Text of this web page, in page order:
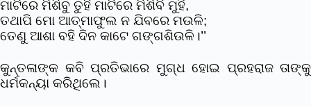
ମାଟିରେ ମିଶିବୁ ତୁହି ମାଟିରେ ମିଶିବି ମୁହିଁ,
ତଥାପି ମୋ ଆତ୍ମାଫୁଲ ନ ଯିବରେ ମଉଳି;
ତେଣୁ ଆଶା ବହି ଦିନ କାଟେ ଗଙ୍ଗଶିଉଳି।’’
କୁନ୍ତଳାଙ୍କ କବି ପ୍ରତିଭାରେ ମୁଗ୍‌ଧ ହୋଇ ପ୍ରହରାଜ ତାଙ୍କୁ
ଧର୍ମକନ୍ୟା କରିଥିଲେ।